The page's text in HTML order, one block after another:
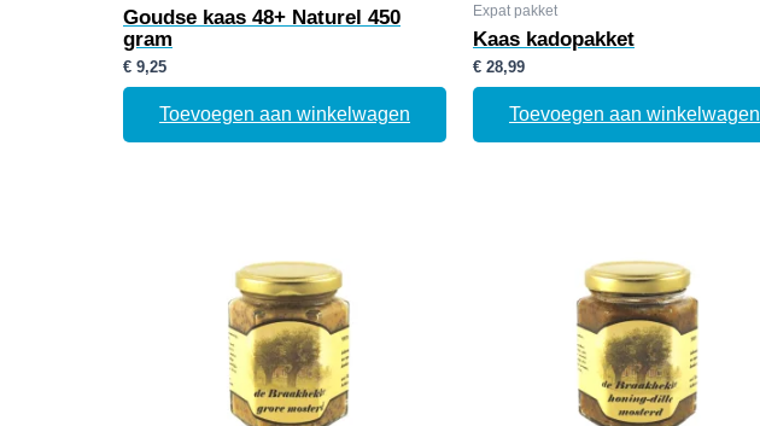
Goudse kaas 48+ Naturel 450
gram
€ 9,25
Toevoegen aan winkelwagen
Expat pakket
Kaas kadopakket
€ 28,99
Toevoegen aan winkelwagen